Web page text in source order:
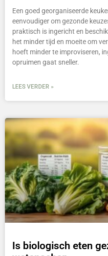
Een goed georganiseerde
eenvoudiger om gezonde
praktisch is ingericht en
het minder tijd en moeite om
hoeft minder te improviseren,
opruimen gaat sneller.
LEES VERDER »
Is biologisch eten